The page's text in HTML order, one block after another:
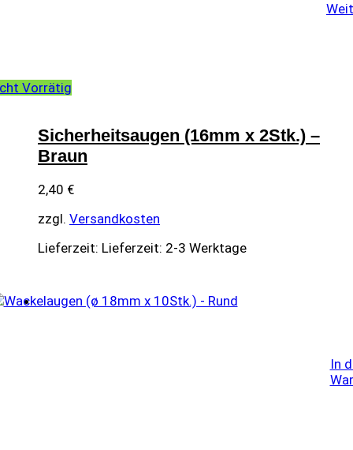
Vorrätig
Sicherheitsaugen (16mm x 2Stk.) –
Braun
2,40 €
zzgl. Versandkosten
Lieferzeit: Lieferzeit: 2-3 Werktage
In